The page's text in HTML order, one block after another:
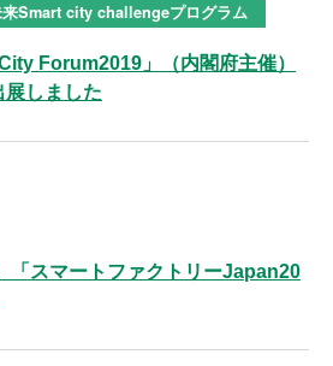
Smart city challengeプログラム
Forum2019」（内閣府主催）
展しました
「スマートファクトリーJapan20